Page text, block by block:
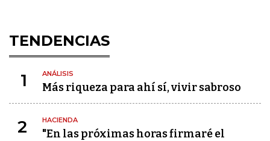
TENDENCIAS
1 ANÁLISIS
Más riqueza para ahí sí, vivir sabroso
2 HACIENDA
"En las próximas horas firmaré el